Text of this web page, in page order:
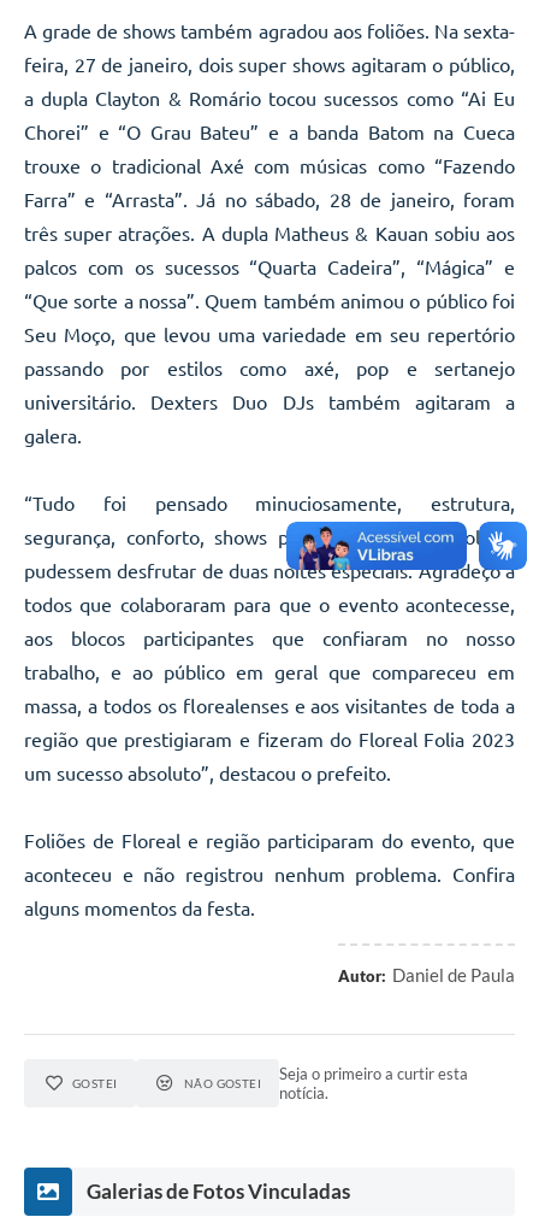
A grade de shows também agradou aos foliões. Na sexta-
feira, 27 de janeiro, dois super shows agitaram o público,
a dupla Clayton & Romário tocou sucessos como “Ai Eu
Chorei” e “O Grau Bateu” e a banda Batom na Cueca
trouxe o tradicional Axé com músicas como “Fazendo
Farra” e “Arrasta”. Já no sábado, 28 de janeiro, foram
três super atrações. A dupla Matheus & Kauan sobiu aos
palcos com os sucessos “Quarta Cadeira”, “Mágica” e
“Que sorte a nossa”. Quem também animou o público foi
Seu Moço, que levou uma variedade em seu repertório
passando por estilos como axé, pop e sertanejo
universitário. Dexters Duo DJs também agitaram a
galera.
“Tudo foi pensado minuciosamente, estrutura,
segurança, conforto, shows para que todos os foliões
pudessem desfrutar de duas noites especiais. Agradeço a
todos que colaboraram para que o evento acontecesse,
aos blocos participantes que confiaram no nosso
trabalho, e ao público em geral que compareceu em
massa, a todos os florealenses e aos visitantes de toda a
região que prestigiaram e fizeram do Floreal Folia 2023
um sucesso absoluto”, destacou o prefeito.
Foliões de Floreal e região participaram do evento, que
aconteceu e não registrou nenhum problema. Confira
alguns momentos da festa.
Autor: Daniel de Paula
GOSTEI NÃO GOSTEI
Seja o primeiro a curtir esta
notícia.
Galerias de Fotos Vinculadas